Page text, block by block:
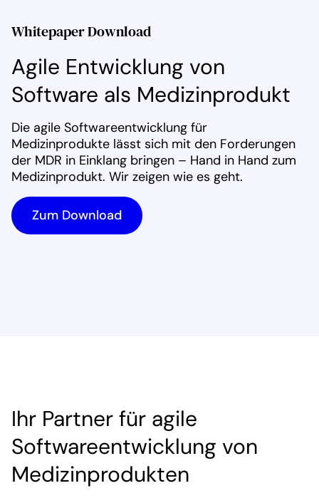
Whitepaper Download
Agile Entwicklung von
Software als Medizinprodukt
Die agile Softwareentwicklung für
Medizinprodukte lässt sich mit den Forderungen
der MDR in Einklang bringen – Hand in Hand zum
Medizinprodukt. Wir zeigen wie es geht.
Zum Download
Ihr Partner für agile
Softwareentwicklung von
Medizinprodukten